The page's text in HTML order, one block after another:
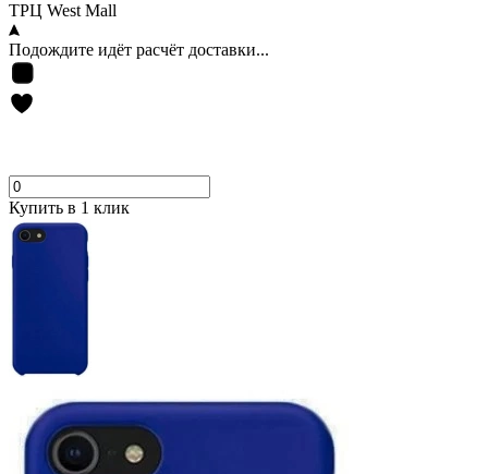
ТРЦ West Mall
Подождите идёт расчёт доставки...
Купить в 1 клик